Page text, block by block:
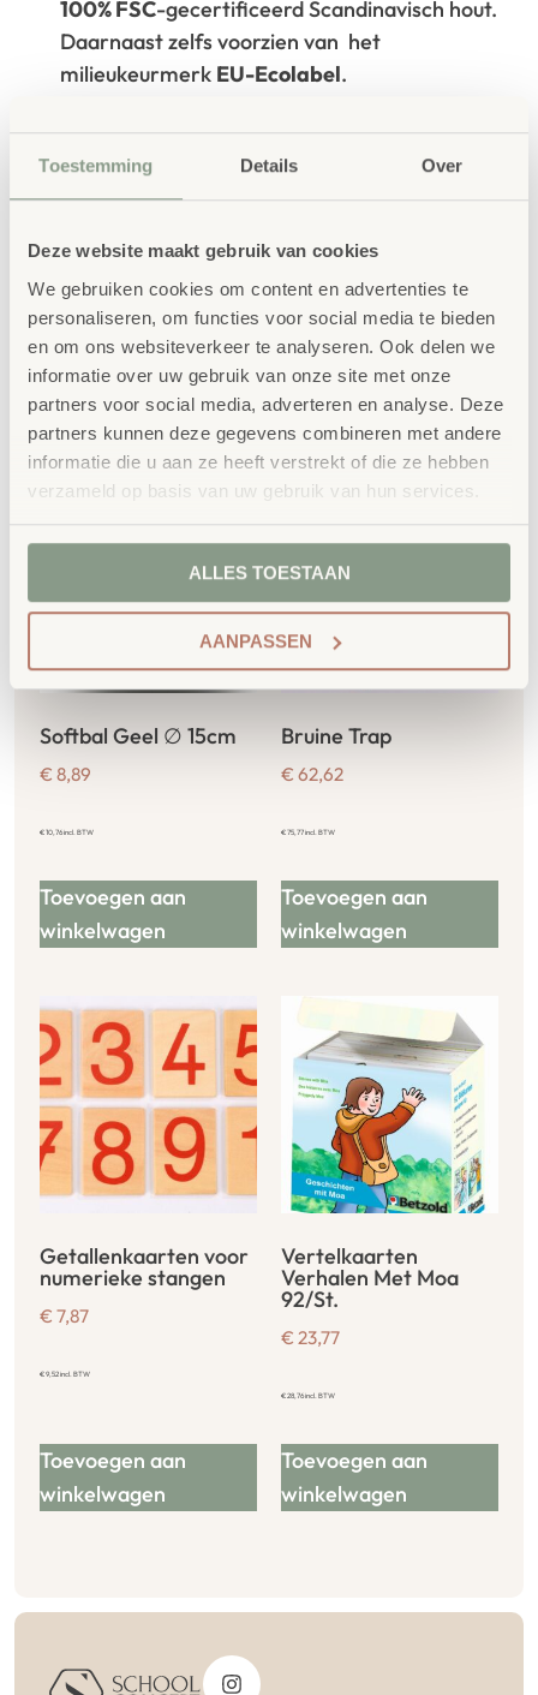
Toestemming Details Over
Deze website maakt gebruik van cookies
We gebruiken cookies om content en advertenties te
personaliseren, om functies voor social media te bieden
en om ons websiteverkeer te analyseren. Ook delen we
informatie over uw gebruik van onze site met onze
partners voor social media, adverteren en analyse. Deze
partners kunnen deze gegevens combineren met andere
informatie die u aan ze heeft verstrekt of die ze hebben
verzameld op basis van uw gebruik van hun services.
ALLES TOESTAAN
AANPASSEN
100% FSC-gecertificeerd Scandinavisch hout.
Daarnaast zelfs voorzien van het
milieukeurmerk EU-Ecolabel.
SKU 89022
Gerelateerde
producten
Softbal Geel ∅ 15cm
€ 8,89
€10,76incl. BTW
Toevoegen aan
winkelwagen
Bruine Trap
€ 62,62
€75,77incl. BTW
Toevoegen aan
winkelwagen
Getallenkaarten voor
numerieke stangen
€ 7,87
€9,52incl. BTW
Toevoegen aan
winkelwagen
Vertelkaarten
Verhalen Met Moa
92/St.
€ 23,77
€28,76incl. BTW
Toevoegen aan
winkelwagen